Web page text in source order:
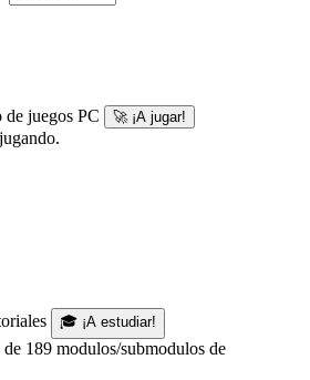
🚀 ¡A jugar!
🎓 ¡A estudiar!
de 189 modulos/submodulos de